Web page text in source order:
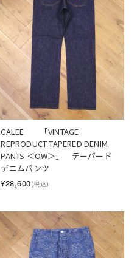
CALEE　　「VINTAGE
REPRODUCT TAPERED DENIM
PANTS ＜OW＞」　テーパード
デニムパンツ
¥28,600(税込)